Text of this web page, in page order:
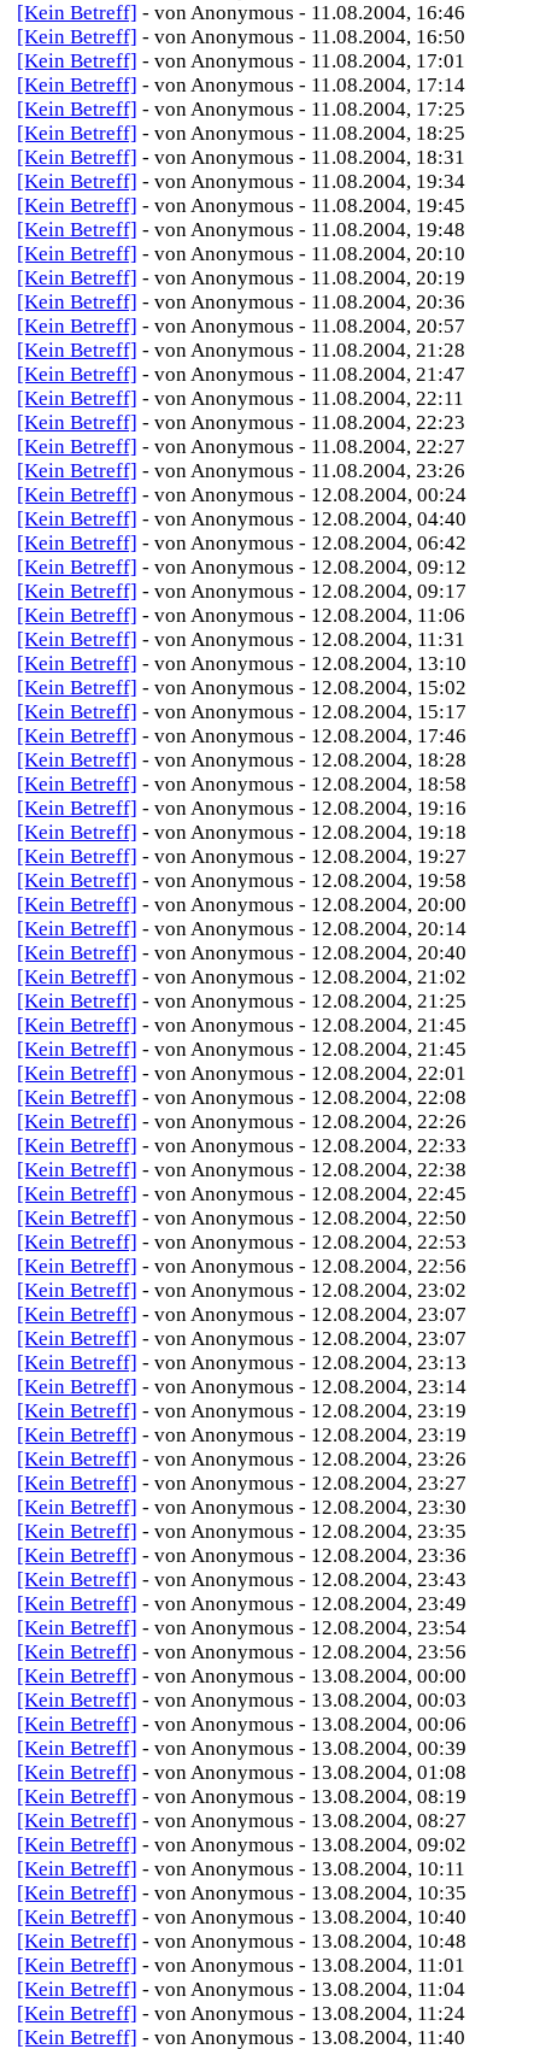
[Kein Betreff] - von Anonymous - 11.08.2004, 16:46
[Kein Betreff] - von Anonymous - 11.08.2004, 16:50
[Kein Betreff] - von Anonymous - 11.08.2004, 17:01
[Kein Betreff] - von Anonymous - 11.08.2004, 17:14
[Kein Betreff] - von Anonymous - 11.08.2004, 17:25
[Kein Betreff] - von Anonymous - 11.08.2004, 18:25
[Kein Betreff] - von Anonymous - 11.08.2004, 18:31
[Kein Betreff] - von Anonymous - 11.08.2004, 19:34
[Kein Betreff] - von Anonymous - 11.08.2004, 19:45
[Kein Betreff] - von Anonymous - 11.08.2004, 19:48
[Kein Betreff] - von Anonymous - 11.08.2004, 20:10
[Kein Betreff] - von Anonymous - 11.08.2004, 20:19
[Kein Betreff] - von Anonymous - 11.08.2004, 20:36
[Kein Betreff] - von Anonymous - 11.08.2004, 20:57
[Kein Betreff] - von Anonymous - 11.08.2004, 21:28
[Kein Betreff] - von Anonymous - 11.08.2004, 21:47
[Kein Betreff] - von Anonymous - 11.08.2004, 22:11
[Kein Betreff] - von Anonymous - 11.08.2004, 22:23
[Kein Betreff] - von Anonymous - 11.08.2004, 22:27
[Kein Betreff] - von Anonymous - 11.08.2004, 23:26
[Kein Betreff] - von Anonymous - 12.08.2004, 00:24
[Kein Betreff] - von Anonymous - 12.08.2004, 04:40
[Kein Betreff] - von Anonymous - 12.08.2004, 06:42
[Kein Betreff] - von Anonymous - 12.08.2004, 09:12
[Kein Betreff] - von Anonymous - 12.08.2004, 09:17
[Kein Betreff] - von Anonymous - 12.08.2004, 11:06
[Kein Betreff] - von Anonymous - 12.08.2004, 11:31
[Kein Betreff] - von Anonymous - 12.08.2004, 13:10
[Kein Betreff] - von Anonymous - 12.08.2004, 15:02
[Kein Betreff] - von Anonymous - 12.08.2004, 15:17
[Kein Betreff] - von Anonymous - 12.08.2004, 17:46
[Kein Betreff] - von Anonymous - 12.08.2004, 18:28
[Kein Betreff] - von Anonymous - 12.08.2004, 18:58
[Kein Betreff] - von Anonymous - 12.08.2004, 19:16
[Kein Betreff] - von Anonymous - 12.08.2004, 19:18
[Kein Betreff] - von Anonymous - 12.08.2004, 19:27
[Kein Betreff] - von Anonymous - 12.08.2004, 19:58
[Kein Betreff] - von Anonymous - 12.08.2004, 20:00
[Kein Betreff] - von Anonymous - 12.08.2004, 20:14
[Kein Betreff] - von Anonymous - 12.08.2004, 20:40
[Kein Betreff] - von Anonymous - 12.08.2004, 21:02
[Kein Betreff] - von Anonymous - 12.08.2004, 21:25
[Kein Betreff] - von Anonymous - 12.08.2004, 21:45
[Kein Betreff] - von Anonymous - 12.08.2004, 21:45
[Kein Betreff] - von Anonymous - 12.08.2004, 22:01
[Kein Betreff] - von Anonymous - 12.08.2004, 22:08
[Kein Betreff] - von Anonymous - 12.08.2004, 22:26
[Kein Betreff] - von Anonymous - 12.08.2004, 22:33
[Kein Betreff] - von Anonymous - 12.08.2004, 22:38
[Kein Betreff] - von Anonymous - 12.08.2004, 22:45
[Kein Betreff] - von Anonymous - 12.08.2004, 22:50
[Kein Betreff] - von Anonymous - 12.08.2004, 22:53
[Kein Betreff] - von Anonymous - 12.08.2004, 22:56
[Kein Betreff] - von Anonymous - 12.08.2004, 23:02
[Kein Betreff] - von Anonymous - 12.08.2004, 23:07
[Kein Betreff] - von Anonymous - 12.08.2004, 23:07
[Kein Betreff] - von Anonymous - 12.08.2004, 23:13
[Kein Betreff] - von Anonymous - 12.08.2004, 23:14
[Kein Betreff] - von Anonymous - 12.08.2004, 23:19
[Kein Betreff] - von Anonymous - 12.08.2004, 23:19
[Kein Betreff] - von Anonymous - 12.08.2004, 23:26
[Kein Betreff] - von Anonymous - 12.08.2004, 23:27
[Kein Betreff] - von Anonymous - 12.08.2004, 23:30
[Kein Betreff] - von Anonymous - 12.08.2004, 23:35
[Kein Betreff] - von Anonymous - 12.08.2004, 23:36
[Kein Betreff] - von Anonymous - 12.08.2004, 23:43
[Kein Betreff] - von Anonymous - 12.08.2004, 23:49
[Kein Betreff] - von Anonymous - 12.08.2004, 23:54
[Kein Betreff] - von Anonymous - 12.08.2004, 23:56
[Kein Betreff] - von Anonymous - 13.08.2004, 00:00
[Kein Betreff] - von Anonymous - 13.08.2004, 00:03
[Kein Betreff] - von Anonymous - 13.08.2004, 00:06
[Kein Betreff] - von Anonymous - 13.08.2004, 00:39
[Kein Betreff] - von Anonymous - 13.08.2004, 01:08
[Kein Betreff] - von Anonymous - 13.08.2004, 08:19
[Kein Betreff] - von Anonymous - 13.08.2004, 08:27
[Kein Betreff] - von Anonymous - 13.08.2004, 09:02
[Kein Betreff] - von Anonymous - 13.08.2004, 10:11
[Kein Betreff] - von Anonymous - 13.08.2004, 10:35
[Kein Betreff] - von Anonymous - 13.08.2004, 10:40
[Kein Betreff] - von Anonymous - 13.08.2004, 10:48
[Kein Betreff] - von Anonymous - 13.08.2004, 11:01
[Kein Betreff] - von Anonymous - 13.08.2004, 11:04
[Kein Betreff] - von Anonymous - 13.08.2004, 11:24
[Kein Betreff] - von Anonymous - 13.08.2004, 11:40